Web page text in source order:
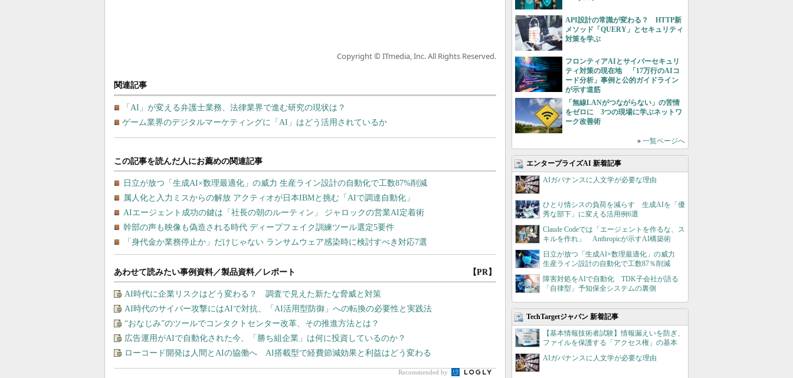
Copyright © ITmedia, Inc. All Rights Reserved.
関連記事
「AI」が変える弁護士業務、法律業界で進む研究の現状は？
ゲーム業界のデジタルマーケティングに「AI」はどう活用されているか
あわせて読みたい事例資料／製品資料／レポート 【PR】
AI時代に企業リスクはどう変わる？ 調査で見えた新たな脅威と対策
AI時代のサイバー攻撃にはAIで対抗、「AI活用型防御」への転換の必要性と実践法
“おなじみ”のツールでコンタクトセンター改革、その推進方法とは？
広告運用がAIで自動化された今、「勝ち組企業」は何に投資しているのか？
ローコード開発は人間とAIの協働へ AI搭載型で経費節減効果と利益はどう変わる
Recommended by
API設計の常識が変わる？ HTTP新
メソッド「QUERY」とセキュリティ
対策を学ぶ
フロンティアAIとサイバーセキュリ
ティ対策の現在地 「17万行のAIコ
ード分析」事例と公的ガイドライン
が示す道筋
「無線LANがつながらない」の苦情
をゼロに 3つの現場に学ぶネットワ
ーク改善術
» 一覧ページへ
エンタープライズAI 新着記事
AIガバナンスに人文学が必要な理由
ひとり情シスの負荷を減らす 生成AIを「優
秀な部下」に変える活用例6選
Claude Codeでは「エージェントを作るな、ス
キルを作れ」 Anthropicが示すAI構築術
日立が放つ「生成AI×数理最適化」の威力
生産ライン設計の自動化で工数87％削減
障害対処をAIで自動化 TDK子会社が語る
「自律型」予知保全システムの裏側
TechTargetジャパン 新着記事
【基本情報技術者試験】情報漏えいを防ぎ、
ファイルを保護する「アクセス権」の基本
AIガバナンスに人文学が必要な理由